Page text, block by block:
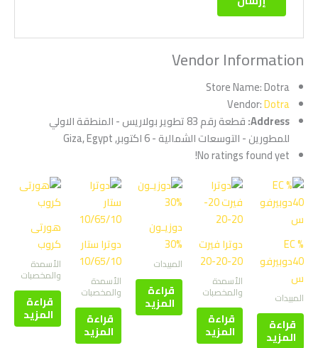
Vendor Information
Store Name:Dotra
Vendor:Dotra
Address:
قطعة رقم 83 تطوير بولاريس - المنطقة الاولي
للمطورين - التوسعات الشمالية - 6 اكتوبر, Giza, Egypt
No ratings found yet!
EC %
40دوبيرفو
س
المبيدات
قراءة
المزيد
دوترا فيرت
20-20-20
الأسمدة
والمخصبات
قراءة
المزيد
دوزيـون
%30
المبيدات
قراءة
المزيد
دوترا ستار
10/65/10
الأسمدة
والمخصبات
قراءة
المزيد
هورتى
كروب
الأسمدة
والمخصبات
قراءة
المزيد